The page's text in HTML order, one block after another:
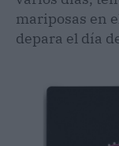
mariposas en
depara el día